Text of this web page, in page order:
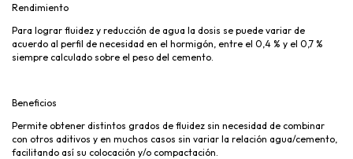
Rendimiento
Para lograr fluidez y reducción de agua la dosis se puede variar de
acuerdo al perfil de necesidad en el hormigón, entre el 0,4 % y el 0,7 %
siempre calculado sobre el peso del cemento.
Beneficios
Permite obtener distintos grados de fluidez sin necesidad de combinar
con otros aditivos y en muchos casos sin variar la relación agua/cemento,
facilitando así su colocación y/o compactación.